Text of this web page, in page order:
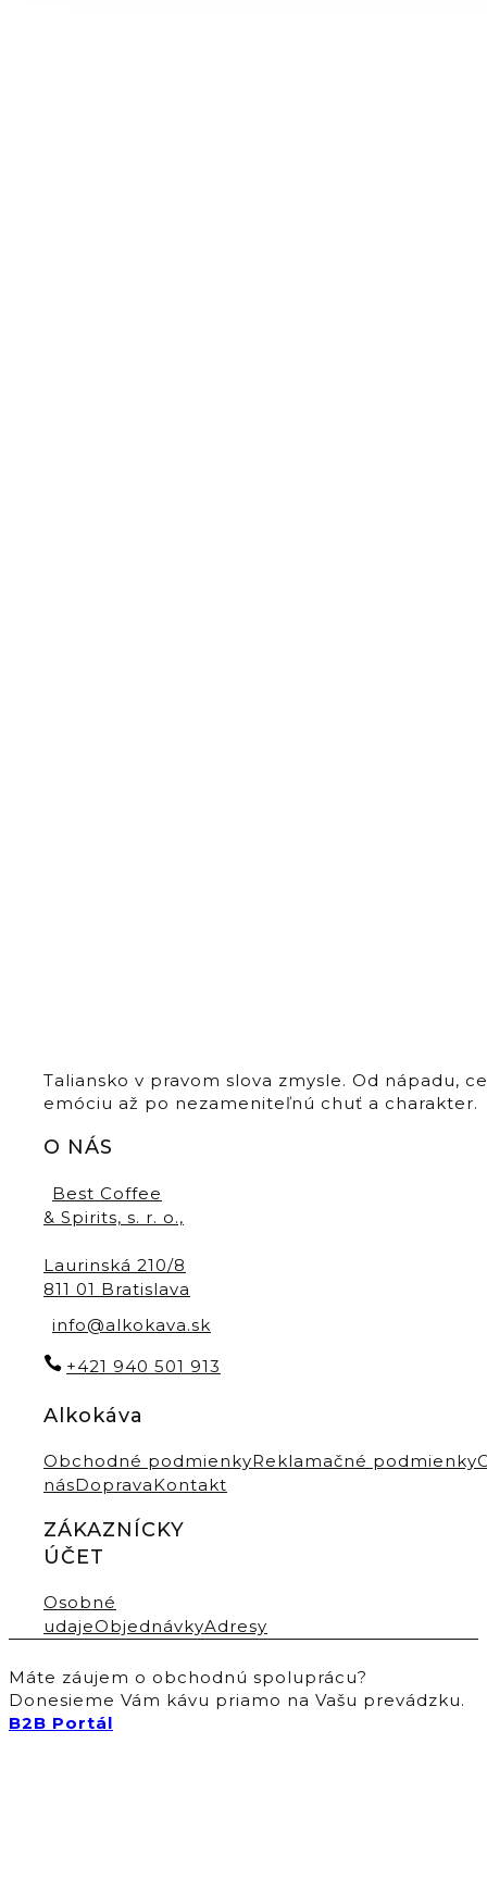
Taliansko v pravom slova zmysle. Od nápadu,
emóciu až po nezameniteľnú chuť a charakter.
O NÁS
Best Coffee
& Spirits, s. r. o.,
Laurinská 210/8
811 01 Bratislava
info@alkokava.sk
+421 940 501 913
Alkokáva
Obchodné podmienkyReklamačné podmienky
násDopravaKontakt
ZÁKAZNÍCKY
ÚČET
Osobné
udajeObjednávkyAdresy
Máte záujem o obchodnú spoluprácu?
Donesieme Vám kávu priamo na Vašu prevádzku.
B2B Portál